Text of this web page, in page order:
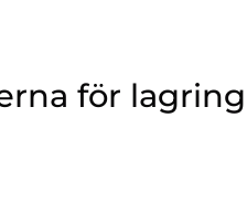
för lagring